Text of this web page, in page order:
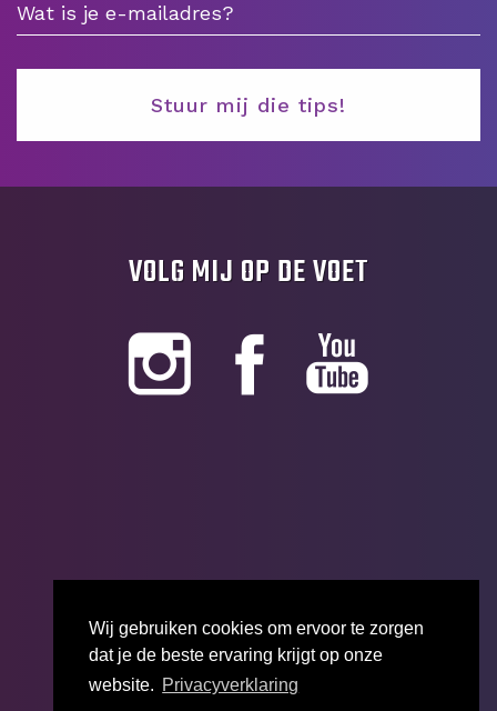
Wij gebruiken cookies om ervoor te zorgen
dat je de beste ervaring krijgt op onze
website. Privacyverklaring
VOLG MIJ OP DE VOET